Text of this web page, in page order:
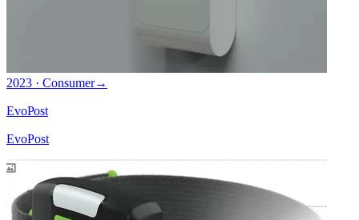
2023 · Consumer→
EvoPost
EvoPost